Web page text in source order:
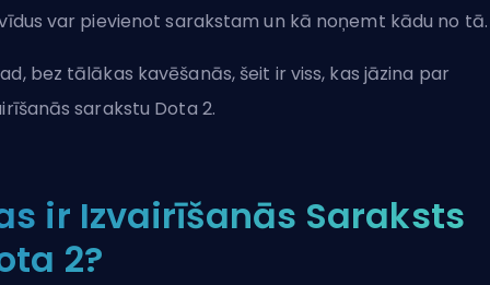
var pievienot sarakstam un kā noņemt kādu no tā.
bez tālākas kavēšanās, šeit ir viss, kas jāzina par
sarakstu Dota 2.
ir Izvairīšanās Saraksts
2?